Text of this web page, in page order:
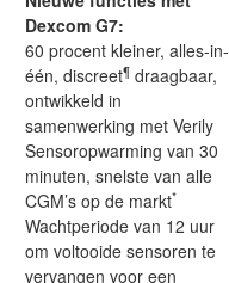
Dexcom G7:
60 procent kleiner, alles-in-
één, discreet¶ draagbaar,
ontwikkeld in
samenwerking met Verily
Sensoropwarming van 30
minuten, snelste van alle
CGM’s op de markt*
Wachtperiode van 12 uur
om voltooide sensoren te
vervangen voor een